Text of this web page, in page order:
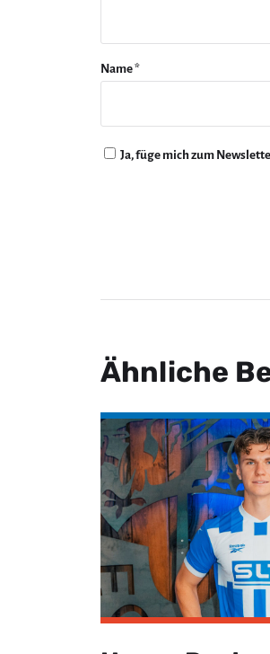
Name*
Ja, füge mich zum
Ähnliche